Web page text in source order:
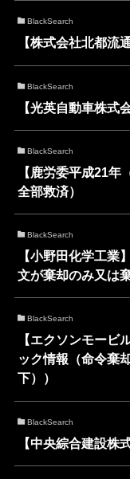
BlackSearch
【株式会社北都流
BlackSearch
【光英自動車株式
BlackSearch
【鹿労委平成21
全部救済）
BlackSearch
【小野田化学工業
文が棄却のみ又は
BlackSearch
【エクソンモービ
ック情報（命令棄
下））
BlackSearch
【中央綜合建設株